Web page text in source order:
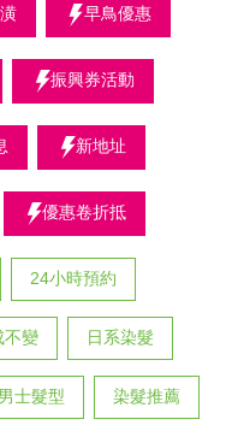
早鳥優惠
振興券活動
新地址
優惠卷折抵
24小時預約
不變 日系染髮
男士髮型 染髮推薦